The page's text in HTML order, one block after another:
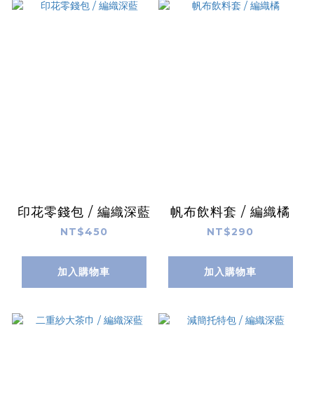
印花零錢包 / 編織深藍
NT$450
加入購物車
帆布飲料套 / 編織橘
NT$290
加入購物車